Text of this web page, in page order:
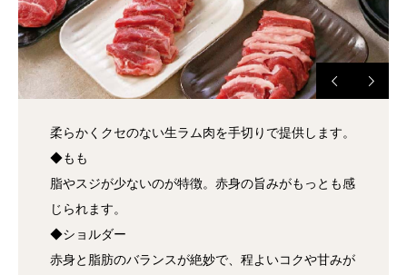
柔らかくクセのない生ラム肉を手切りで提供します。
◆もも
脂やスジが少ないのが特徴。赤身の旨みがもっとも感
じられます。
◆ショルダー
赤身と脂肪のバランスが絶妙で、程よいコクや甘みが